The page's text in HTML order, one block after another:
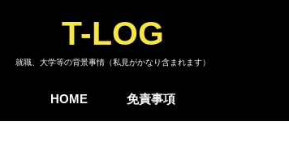
T-LOG
就職、大学等の背景事情（私見がかなり含まれます）
HOME 免責事項